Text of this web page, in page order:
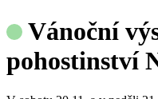
Vánoční
pohostinství